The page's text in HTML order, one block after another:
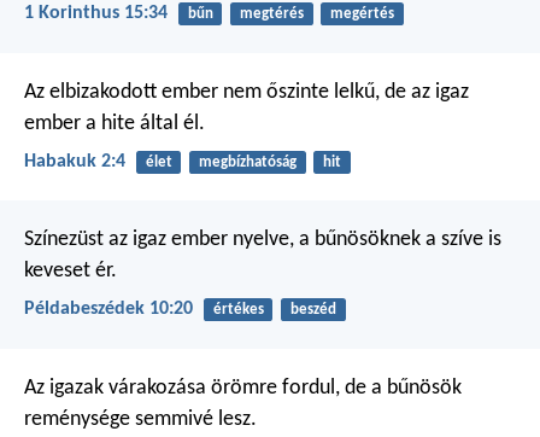
1 Korinthus 15:34 bűn megtérés megértés
Az elbizakodott ember nem őszinte lelkű, de az igaz
ember a hite által él.
Habakuk 2:4 élet megbízhatóság hit
Színezüst az igaz ember nyelve, a bűnösöknek a szíve is
keveset ér.
Példabeszédek 10:20 értékes beszéd
Az igazak várakozása örömre fordul, de a bűnösök
reménysége semmivé lesz.